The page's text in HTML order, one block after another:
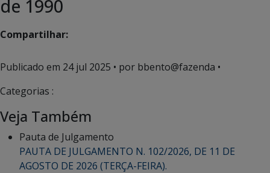
de 1990
Compartilhar:
Publicado em 24 jul 2025 • por bbento@fazenda •
Categorias :
Veja Também
Pauta de Julgamento
PAUTA DE JULGAMENTO N. 102/2026, DE 11 DE
AGOSTO DE 2026 (TERÇA-FEIRA).